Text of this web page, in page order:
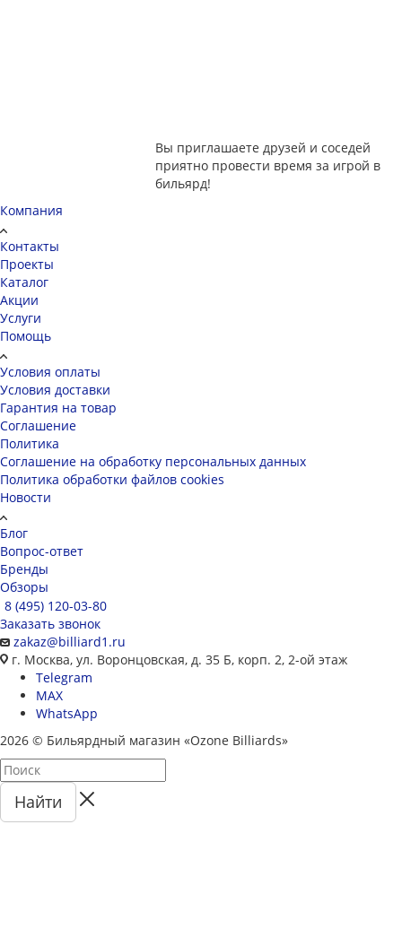
Вы приглашаете друзей и соседей
приятно провести время за игрой в
бильярд!
Компания
Контакты
Проекты
Каталог
Акции
Услуги
Помощь
Условия оплаты
Условия доставки
Гарантия на товар
Соглашение
Политика
Соглашение на обработку персональных данных
Политика обработки файлов cookies
Новости
Блог
Вопрос-ответ
Бренды
Обзоры
8 (495) 120-03-80
Заказать звонок
zakaz@billiard1.ru
г. Москва, ул. Воронцовская, д. 35 Б, корп. 2, 2-ой этаж
Telegram
MAX
WhatsApp
2026 © Бильярдный магазин «Ozone Billiards»
Найти